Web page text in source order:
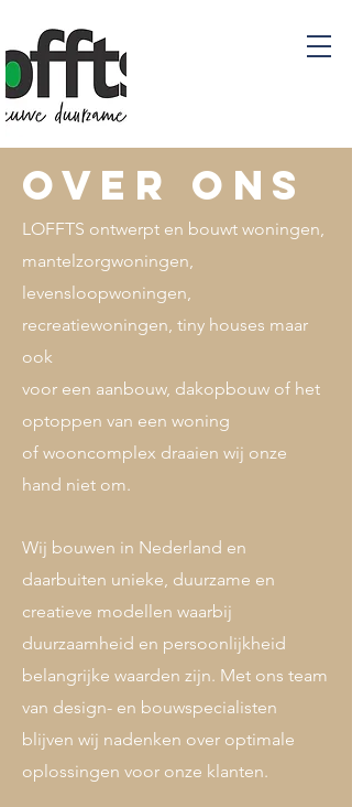
Over ons
LOFFTS ontwerpt en bouwt woningen,
mantelzorgwoningen,
levensloopwoningen,
recreatiewoningen, tiny houses maar
ook
voor een aanbouw, dakopbouw of het
optoppen van een woning
of wooncomplex draaien wij onze
hand niet om.
Wij bouwen in Nederland en
daarbuiten unieke, duurzame en
creatieve modellen waarbij
duurzaamheid en persoonlijkheid
belangrijke waarden zijn. Met ons team
van design- en bouwspecialisten
blijven wij nadenken over optimale
oplossingen voor onze klanten.